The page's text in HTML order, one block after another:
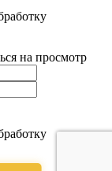
на просмотр